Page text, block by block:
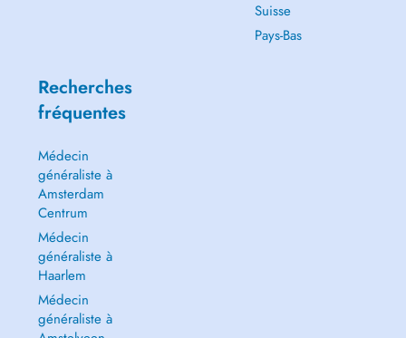
Suisse
Pays-Bas
Recherches
fréquentes
Médecin
généraliste à
Amsterdam
Centrum
Médecin
généraliste à
Haarlem
Médecin
généraliste à